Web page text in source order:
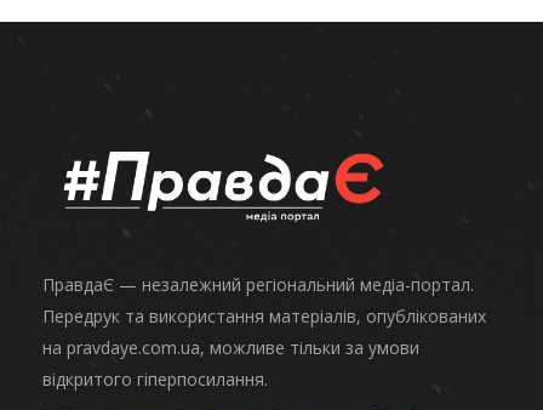
ПравдаЄ — незалежний регіональний медіа-портал.
Передрук та використання матеріалів, опублікованих
на pravdaye.com.ua, можливе тільки за умови
відкритого гіперпосилання.